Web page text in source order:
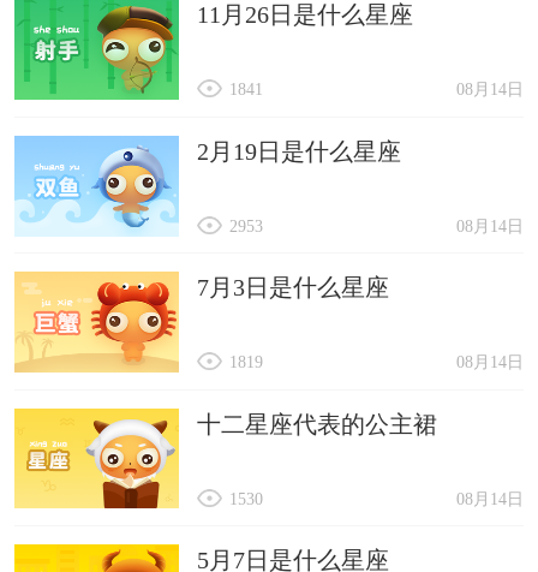
11月26日是什么星座
08月14日
1841
2月19日是什么星座
08月14日
2953
7月3日是什么星座
08月14日
1819
十二星座代表的公主裙
08月14日
1530
5月7日是什么星座